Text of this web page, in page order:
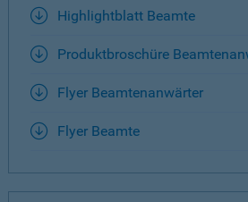
Highlightblatt Beamte
Produktbroschüre
Flyer Beamtenanwärter
Flyer Beamte